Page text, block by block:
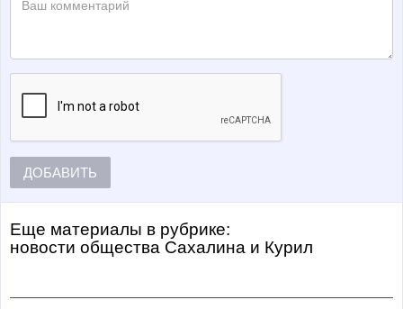
ДОБАВИТЬ
Еще материалы в рубрике:
Новости общества Сахалина и Курил